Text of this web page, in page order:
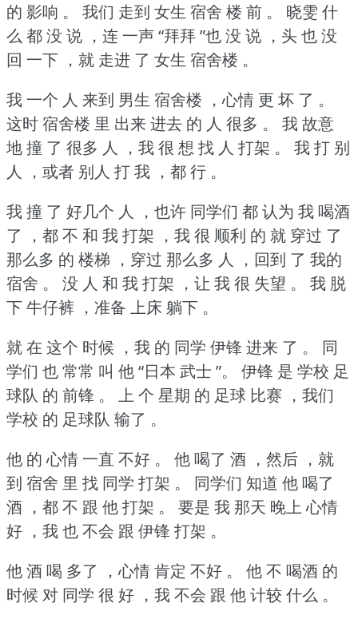
的 影响 。
我们 走到 女生 宿舍 楼 前 。
晓雯 什
么 都 没 说 ，连 一声 “拜拜 ”也 没 说 ，头 也 没
回 一下 ，就 走进 了 女生 宿舍楼 。
我 一个 人 来到 男生 宿舍楼 ，心情 更 坏 了 。
这时 宿舍楼 里 出来 进去 的 人 很多 。
我 故意
地 撞 了 很多 人 ，我 很 想 找 人 打架 。
我 打 别
人 ，或者 别人 打 我 ，都 行 。
我 撞 了 好几个 人 ，也许 同学们 都 认为 我 喝酒
了 ，都 不 和 我 打架 ，我 很 顺利 的 就 穿过 了
那么多 的 楼梯 ，穿过 那么多 人 ，回到 了 我的
宿舍 。
没 人 和 我 打架 ，让 我 很 失望 。
我 脱
下 牛仔裤 ，准备 上床 躺下 。
就 在 这个 时候 ，我 的 同学 伊锋 进来 了 。
同
学们 也 常常 叫 他 “日本 武士 ”。
伊锋 是 学校 足
球队 的 前锋 。
上 个 星期 的 足球 比赛 ，我们
学校 的 足球队 输了 。
他 的 心情 一直 不好 。
他 喝了 酒 ，然后 ，就
到 宿舍 里 找 同学 打架 。
同学们 知道 他 喝了
酒 ，都 不 跟 他 打架 。
要是 我 那天 晚上 心情
好 ，我 也 不会 跟 伊锋 打架 。
他 酒 喝 多了 ，心情 肯定 不好 。
他 不 喝酒 的
时候 对 同学 很 好 ，我 不会 跟 他 计较 什么 。